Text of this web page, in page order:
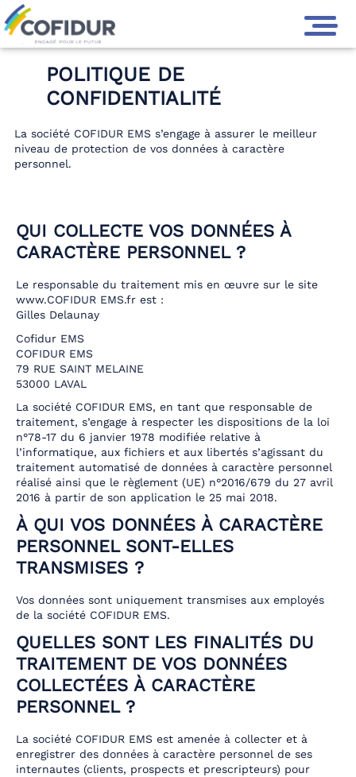
GROUPE COFIDUR
POLITIQUE DE
CONFIDENTIALITÉ
La société COFIDUR EMS s’engage à assurer le meilleur
niveau de protection de vos données à caractère
personnel.
QUI COLLECTE VOS DONNÉES À
CARACTÈRE PERSONNEL ?
Le responsable du traitement mis en œuvre sur le site
www.COFIDUR EMS.fr est :
Gilles Delaunay
Cofidur EMS
COFIDUR EMS
79 RUE SAINT MELAINE
53000 LAVAL
La société COFIDUR EMS, en tant que responsable de
traitement, s’engage à respecter les dispositions de la loi
n°78-17 du 6 janvier 1978 modifiée relative à
l’informatique, aux fichiers et aux libertés s’agissant du
traitement automatisé de données à caractère personnel
réalisé ainsi que le règlement (UE) n°2016/679 du 27 avril
2016 à partir de son application le 25 mai 2018.
À QUI VOS DONNÉES À CARACTÈRE
PERSONNEL SONT-ELLES
TRANSMISES ?
Vos données sont uniquement transmises aux employés
de la société COFIDUR EMS.
QUELLES SONT LES FINALITÉS DU
TRAITEMENT DE VOS DONNÉES
COLLECTÉES À CARACTÈRE
PERSONNEL ?
La société COFIDUR EMS est amenée à collecter et à
enregistrer des données à caractère personnel de ses
internautes (clients, prospects et prescripteurs) pour